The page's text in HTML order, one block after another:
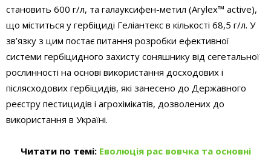
становить 600 г/л, та галауксифен-метил (Arylex™ active),
що міститься у гербіциді Геліантекс в кількості 68,5 г/л. У
зв’язку з цим постає питання розробки ефективної
системи гербіцидного захисту соняшнику від сегетальної
рослинності на основі використання досходових і
післясходових гербіцидів, які занесено до Державного
реєстру пестицидів і агрохімікатів, дозволених до
використання в Україні.
Читати по темі: Еволюція рас вовчка та основні